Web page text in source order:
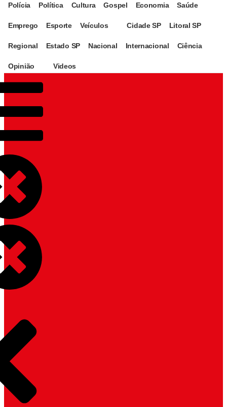
Polícia Política Cultura Gospel Economia Saúde
Emprego Esporte Veículos Cidade SP Litoral SP
Regional Estado SP Nacional Internacional Ciência
Opinião Videos